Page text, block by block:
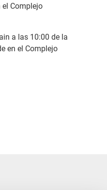
Complejo
a las 10:00 de la
en el Complejo